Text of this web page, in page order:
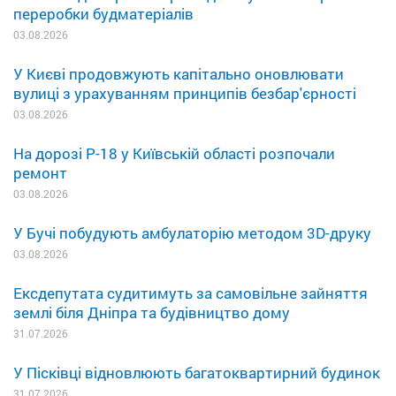
переробки будматеріалів
03.08.2026
У Києві продовжують капітально оновлювати
вулиці з урахуванням принципів безбар'єрності
03.08.2026
На дорозі Р-18 у Київській області розпочали
ремонт
03.08.2026
У Бучі побудують амбулаторію методом 3D-друку
03.08.2026
Ексдепутата судитимуть за самовільне зайняття
землі біля Дніпра та будівництво дому
31.07.2026
У Пісківці відновлюють багатоквартирний будинок